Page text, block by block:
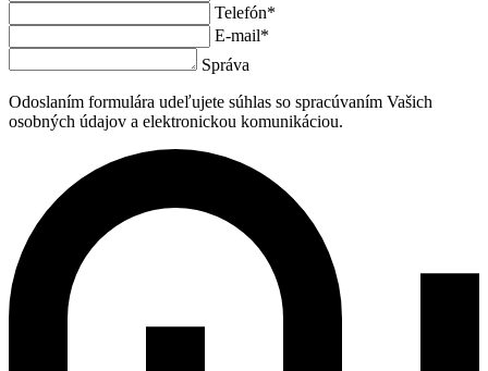
Telefón*
E-mail*
Správa
Odoslaním formulára udeľujete súhlas so spracúvaním Vašich
osobných údajov a elektronickou komunikáciou.